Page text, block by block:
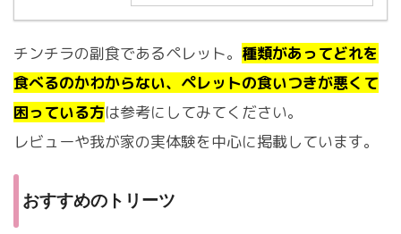
チンチラの副食であるペレット。 種類があってどれを
食べるのかわからない、ペレットの食いつきが悪くて
困っている方は参考にしてみてください。
レビューや我が家の実体験を中心に掲載しています。
おすすめのトリーツ